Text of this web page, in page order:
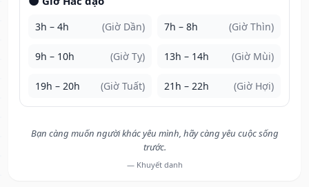
3h – 4h (Giờ Dần) 7h – 8h (Giờ Thìn)
9h – 10h (Giờ Tỵ) 13h – 14h (Giờ Mùi)
19h – 20h (Giờ Tuất) 21h – 22h (Giờ Hợi)
Bạn càng muốn người khác yêu mình, hãy càng yêu cuộc sống
trước.
— Khuyết danh